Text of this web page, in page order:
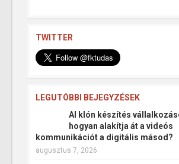
TWITTER
LEGUTÓBBI BEJEGYZÉSEK
AI klón készítés
hogyan alakítja át a videós
kommunikációt a digitális másod?
augusztus 7, 2026